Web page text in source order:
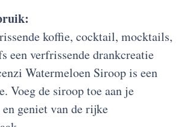
koffie, cocktail, mocktails,
een verfrissende drankcreatie
Watermeloen Siroop is een
Voeg de siroop toe aan je
geniet van de rijke